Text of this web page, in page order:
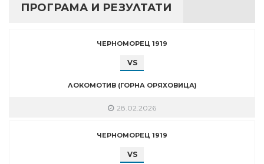
ПРОГРАМА И РЕЗУЛТАТИ
ЧЕРНОМОРЕЦ 1919
VS
ЛОКОМОТИВ (ГОРНА ОРЯХОВИЦА)
28.02.2026
ЧЕРНОМОРЕЦ 1919
VS